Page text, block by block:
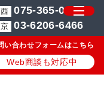
075-365-0571
03-6206-6466
い合わせフォームはこちら
Web商談も対応中
JPC 旅行・イベント・ブ